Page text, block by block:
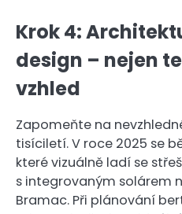
Krok 4:
design – nejen
vzhled
Zapomeňte na
tisíciletí. V roce 2025 se
které vizuálně ladí se
s integrovaným solárem
Bramac. Při plánování